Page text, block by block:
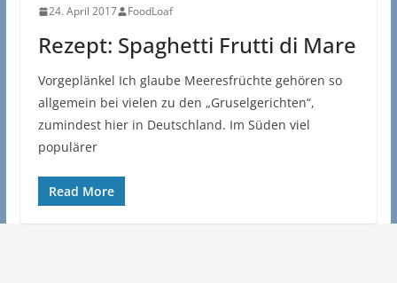
24. April 2017 FoodLoaf
Rezept: Spaghetti Frutti di Mare
Vorgeplänkel Ich glaube Meeresfrüchte gehören so
allgemein bei vielen zu den „Gruselgerichten“,
zumindest hier in Deutschland. Im Süden viel
populärer
Read More